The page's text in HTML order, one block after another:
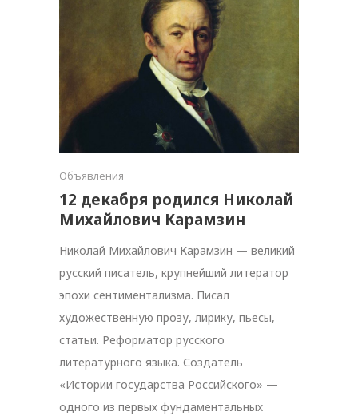
Объявления
12 декабря родился Николай
Михайлович Карамзин
Николай Михайлович Карамзин — великий
русский писатель, крупнейший литератор
эпохи сентиментализма. Писал
художественную прозу, лирику, пьесы,
статьи. Реформатор русского
литературного языка. Создатель
«Истории государства Российского» —
одного из первых фундаментальных